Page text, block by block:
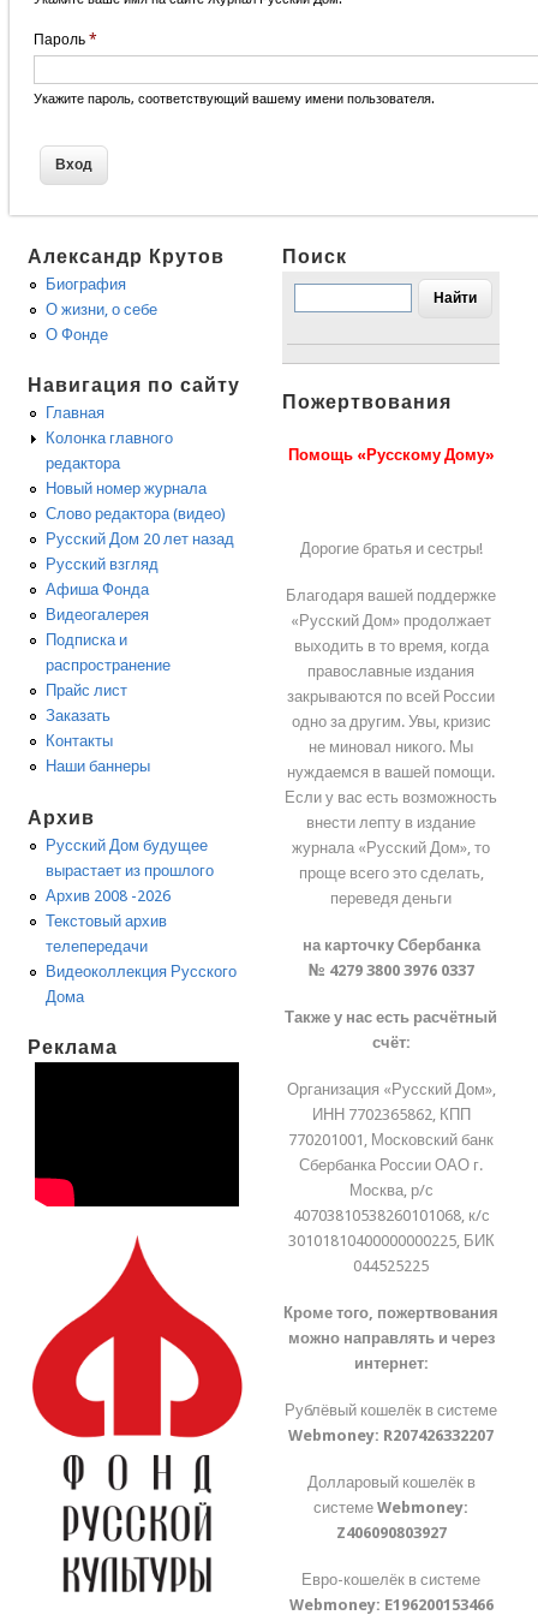
Пароль *
Укажите пароль, соответствующий вашему имени пользователя.
Александр Крутов
Биография
О жизни, о себе
О Фонде
Навигация по сайту
Главная
Колонка главного
редактора
Новый номер журнала
Слово редактора (видео)
Русский Дом 20 лет назад
Русский взгляд
Афиша Фонда
Видеогалерея
Подписка и
распространение
Прайс лист
Заказать
Контакты
Наши баннеры
Архив
Русский Дом будущее
вырастает из прошлого
Архив 2008 -2026
Текстовый архив
телепередачи
Видеоколлекция Русского
Дома
Реклама
Поиск
Пожертвования
Помощь «Русскому Дому»
Дорогие братья и сестры!
Благодаря вашей поддержке
«Русский Дом» продолжает
выходить в то время, когда
православные издания
закрываются по всей России
одно за другим. Увы, кризис
не миновал никого. Мы
нуждаемся в вашей помощи.
Если у вас есть возможность
внести лепту в издание
журнала «Русский Дом», то
проще всего это сделать,
переведя деньги
на карточку Сбербанка
№ 4279 3800 3976 0337
Также у нас есть расчётный
счёт:
Организация «Русский Дом»,
ИНН 7702365862, КПП
770201001, Московский банк
Сбербанка России ОАО г.
Москва, р/с
40703810538260101068, к/с
30101810400000000225, БИК
044525225
Кроме того, пожертвования
можно направлять и через
интернет:
Рублёвый кошелёк в системе
Webmoney: R207426332207
Долларовый кошелёк в
системеWebmoney:
Z406090803927
Евро-кошелёк в системе
Webmoney: E196200153466